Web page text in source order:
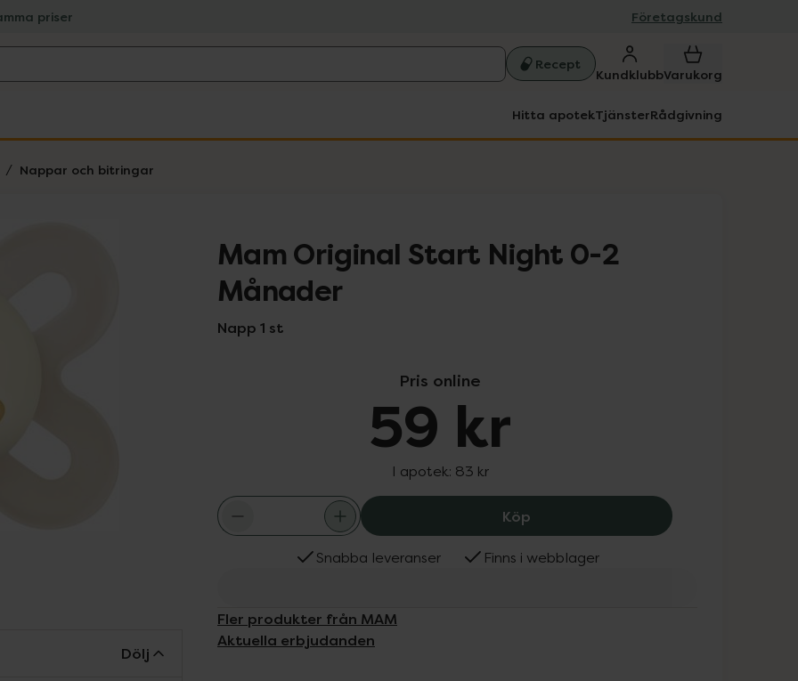
priser Företagskund
Recept
KundklubbVarukorg
Hitta apotekTjänsterRådgivning
Nappar och bitringar
Mam Original Start Night 0-2
Månader
Napp 1 st
Pris online
59 kr
I apotek: 83 kr
Köp Mam Original Start Night 0-2
Snabba leveranser Finns i webblager
Fler produkter från MAM
Aktuella erbjudanden
Dölj